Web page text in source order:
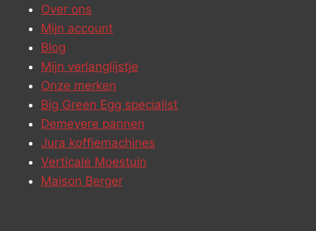
Over ons
Mijn account
Blog
Mijn verlanglijstje
Onze merken
Big Green Egg specialist
Demeyere pannen
Jura koffiemachines
Verticale Moestuin
Maison Berger